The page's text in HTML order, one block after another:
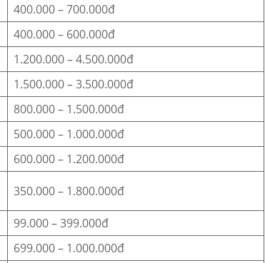
400.000 – 700.000đ
400.000 – 600.000đ
1.200.000 – 4.500.000đ
1.500.000 – 3.500.000đ
800.000 – 1.500.000đ
500.000 – 1.000.000đ
600.000 – 1.200.000đ
350.000 – 1.800.000đ
99.000 – 399.000đ
699.000 – 1.000.000đ